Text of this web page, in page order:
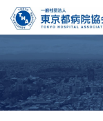
事
務
管
部
会
研
修
会